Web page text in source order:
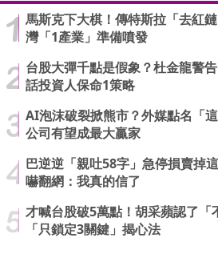
馬斯克下大棋！傳特斯拉「去紅
灣「1產業」準備噴發
台股大彈千點是假象？杜金龍警
話投資人保命1策略
AI泡沫破裂掀熊市？外媒點名「
公司有望成最大贏家
巴逆逆「親吐58字」急停損賣掉
嚇翻網：我真的信了
才喊台股破5萬點！胡采蘋認了「
「只鎖定3關鍵」揭心法